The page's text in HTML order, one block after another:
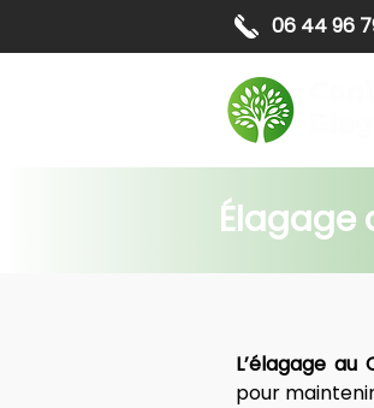
06 44 96
Élagage
L’élagage au
pour